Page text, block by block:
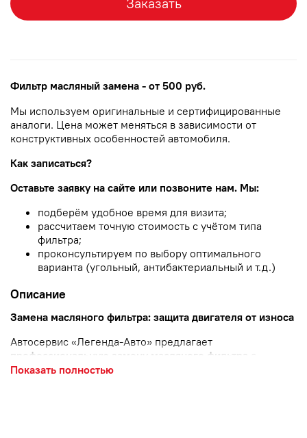
Фильтр масляный замена - от 500 руб.
Мы используем оригинальные и сертифицированные
аналоги. Цена может меняться в зависимости от
конструктивных особенностей автомобиля.
Как записаться?
Оставьте заявку на сайте или позвоните нам. Мы:
подберём удобное время для визита;
рассчитаем точную стоимость с учётом типа
фильтра;
проконсультируем по выбору оптимального
варианта (угольный, антибактериальный и т. д.)
Описание
Замена масляного фильтра: защита двигателя от износа
Автосервис «Легенда‑Авто» предлагает
профессиональную замену масляного фильтра с
одновременной заменой моторного масла. Обеспечим
Показать полностью